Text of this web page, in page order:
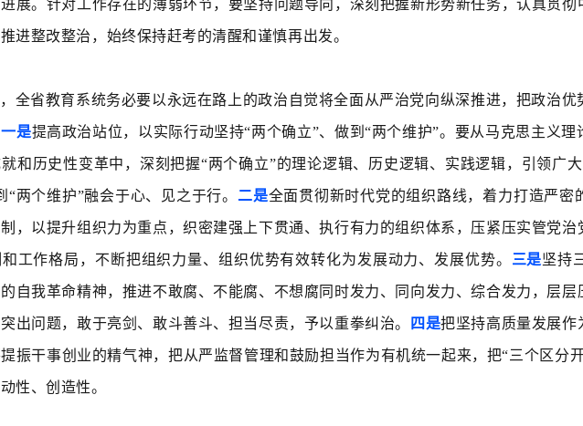
展。针对工作存在的薄弱环节，要坚持问题导向，深刻把握新形势新任务，认真贯
进整改整治，始终保持赶考的清醒和谨慎再出发。
全省教育系统务必要以永远在路上的政治自觉将全面从严治党向纵深推进，把政治
一是提高政治站位，以实际行动坚持“两个确立”、做到“两个维护”。要从马克思主义
和历史性变革中，深刻把握“两个确立”的理论逻辑、历史逻辑、实践逻辑，引领广
“两个维护”融会于心、见之于行。 二是全面贯彻新时代党的组织路线，着力打造严密
，以提升组织力为重点，织密建强上下贯通、执行有力的组织体系，压紧压实管党
工作格局，不断把组织力量、组织优势有效转化为发展动力、发展优势。 三是坚持
自我革命精神，推进不敢腐、不能腐、不想腐同时发力、同向发力、综合发力，层
出问题，敢于亮剑、敢斗善斗、担当尽责，予以重拳纠治。 四是把坚持高质量发展作
振干事创业的精气神，把从严监督管理和鼓励担当作为有机统一起来，把“三个区分
性、创造性。